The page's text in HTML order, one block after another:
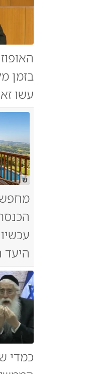
בזמן
עשו
ש
היעד
כמדי